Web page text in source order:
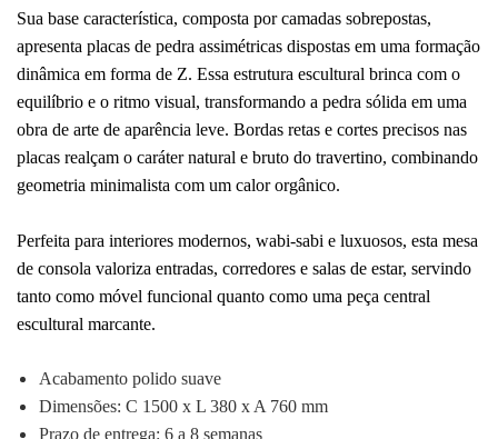
Sua base característica, composta por camadas sobrepostas,
apresenta placas de pedra assimétricas dispostas em uma formação
dinâmica em forma de Z. Essa estrutura escultural brinca com o
equilíbrio e o ritmo visual, transformando a pedra sólida em uma
obra de arte de aparência leve. Bordas retas e cortes precisos nas
placas realçam o caráter natural e bruto do travertino, combinando
geometria minimalista com um calor orgânico.
Perfeita para interiores modernos, wabi-sabi e luxuosos, esta mesa
de consola valoriza entradas, corredores e salas de estar, servindo
tanto como móvel funcional quanto como uma peça central
escultural marcante.
Acabamento polido suave
Dimensões: C 1500 x L 380 x A 760 mm
Prazo de entrega: 6 a 8 semanas